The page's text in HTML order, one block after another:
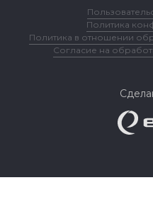
Политика
Политика в отношении
Согласие на